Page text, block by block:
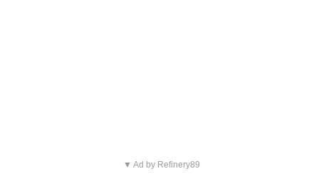
▼ Ad by Refinery89